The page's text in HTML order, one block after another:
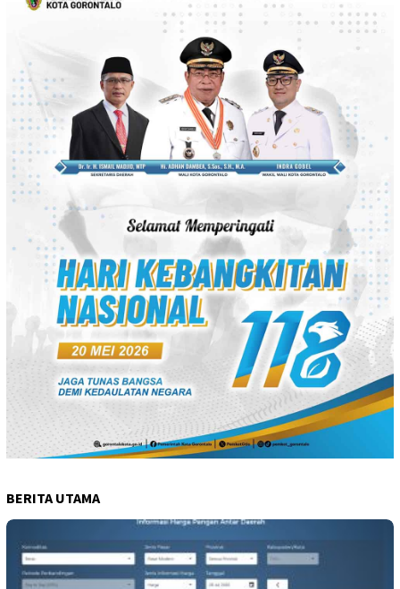
BERITA UTAMA